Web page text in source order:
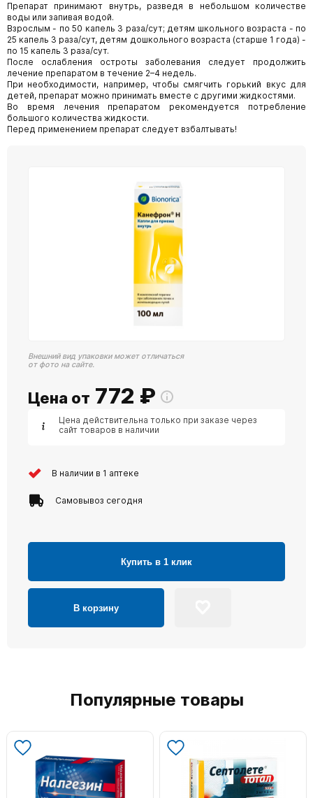
Препарат принимают внутрь, разведя в небольшом количестве
воды или запивая водой.
Взрослым - по 50 капель 3 раза/сут; детям школьного возраста - по
25 капель 3 раза/сут, детям дошкольного возраста (старше 1 года) -
по 15 капель 3 раза/сут.
После ослабления остроты заболевания следует продолжить
лечение препаратом в течение 2–4 недель.
При необходимости, например, чтобы смягчить горький вкус для
детей, препарат можно принимать вместе с другими жидкостями.
Во время лечения препаратом рекомендуется потребление
большого количества жидкости.
Перед применением препарат следует взбалтывать!
Внешний вид упаковки может отличаться
от фото на сайте.
Цена от 772 ₽
Цена действительна только при заказе через
сайт товаров в наличии
В наличии в 1 аптеке
Самовывоз сегодня
Купить в 1 клик
В корзину
Популярные товары